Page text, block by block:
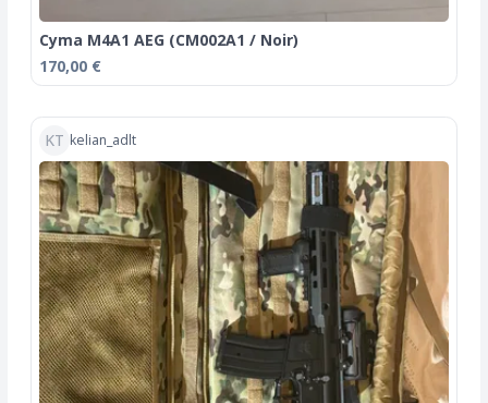
Cyma M4A1 AEG (CM002A1 / Noir)
170,00 €
KT kelian_adlt